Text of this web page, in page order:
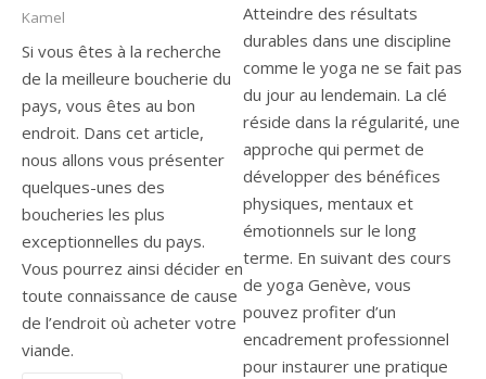
Kamel
Si vous êtes à la recherche
de la meilleure boucherie du
pays, vous êtes au bon
endroit. Dans cet article,
nous allons vous présenter
quelques-unes des
boucheries les plus
exceptionnelles du pays.
Vous pourrez ainsi décider en
toute connaissance de cause
de l’endroit où acheter votre
viande.
Atteindre des résultats
durables dans une discipline
comme le yoga ne se fait pas
du jour au lendemain. La clé
réside dans la régularité, une
approche qui permet de
développer des bénéfices
physiques, mentaux et
émotionnels sur le long
terme. En suivant des cours
de yoga Genève, vous
pouvez profiter d’un
encadrement professionnel
pour instaurer une pratique